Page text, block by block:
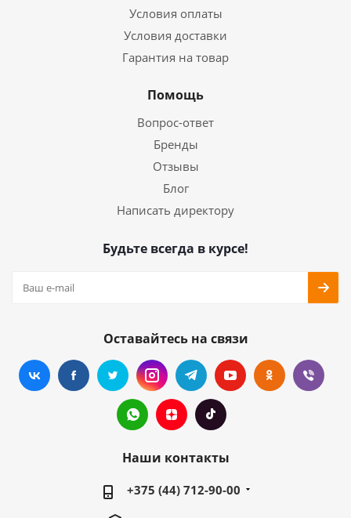
Условия оплаты
Условия доставки
Гарантия на товар
Помощь
Вопрос-ответ
Бренды
Отзывы
Блог
Написать директору
Будьте всегда в курсе!
Оставайтесь на связи
Наши контакты
+375 (44) 712-90-00